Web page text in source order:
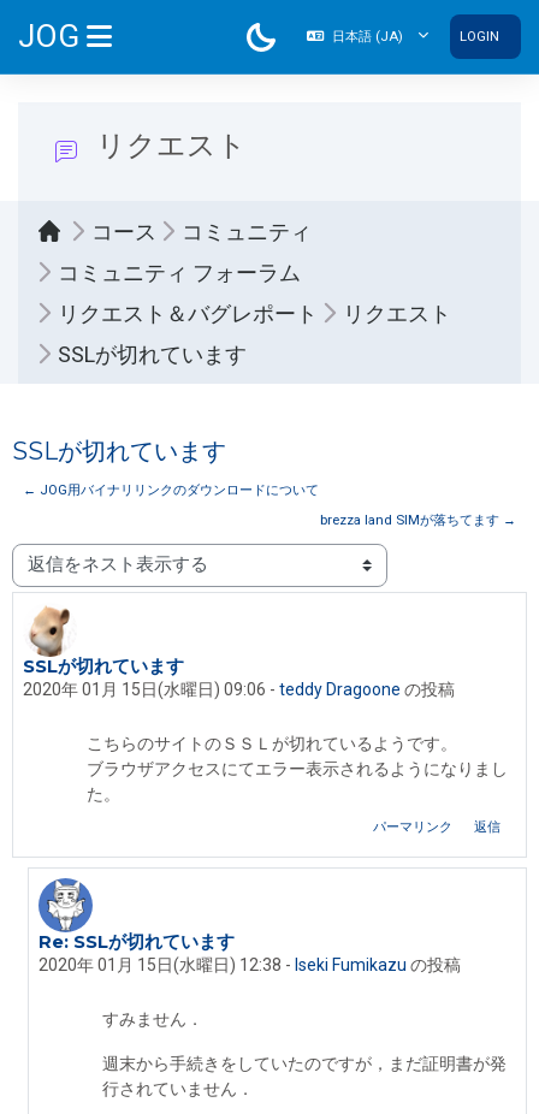
JOG 日本語 ‎(JA)‎ LOGIN
リクエスト
コース
コミュニティ
コミュニティ フォーラム
リクエスト＆バグレポート
リクエスト
SSLが切れています
SSLが切れています
← JOG用バイナリリンクのダウンロードについて
brezza land SIMが落ちてます →
表示モード
SSLが切れています
2020年 01月 15日(水曜日) 09:06 - teddy Dragoone の投稿
返信数: 2
こちらのサイトのＳＳＬが切れているようです。
ブラウザアクセスにてエラー表示されるようになりまし
た。
パーマリンク 返信
teddy Dragoone への返信
Re: SSLが切れています
2020年 01月 15日(水曜日) 12:38 - Iseki Fumikazu の投稿
すみません．
週末から手続きをしていたのですが，まだ証明書が発
行されていません．